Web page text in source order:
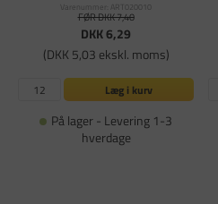
Varenummer: ART020010
FØR DKK 7,40
DKK 6,29
(DKK 5,03 ekskl. moms)
Læg i kurv
På lager - Levering 1-3
hverdage